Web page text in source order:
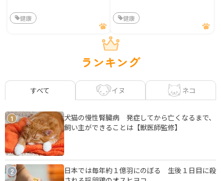
健康 健康
ランキング
すべて イヌ ネコ
1
犬猫の慢性腎臓病 発症してから亡くなるまで、
飼い主ができることは【獣医師監修】
2
日本では毎年約１億羽にのぼる 生後１日目に殺